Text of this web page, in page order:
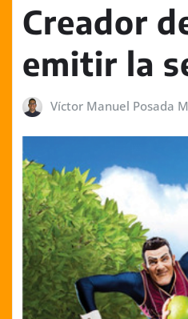
Creador
emitir la
Víctor Manuel Posada